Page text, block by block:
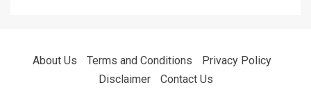
About Us Terms and Conditions
Privacy Policy
Disclaimer
Contact Us